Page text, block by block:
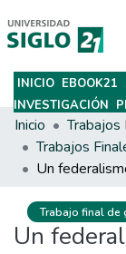
Subir
INICIO EBOOK21
INVESTIGACIÓN
Inicio
Trabajos
Trabajo final de
Un